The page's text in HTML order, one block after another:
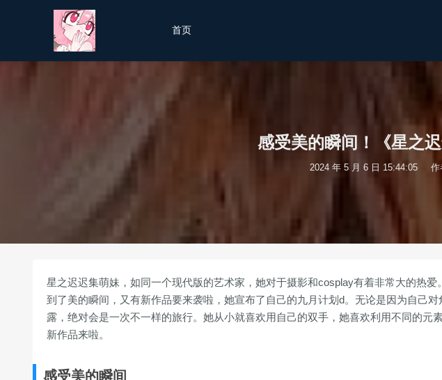
首页
感受美的瞬间！《星之
2024 年 5 月 6 日 15:44:05 作
星之迟迟集萌妹，如同一个现代版的艺术家，她对于摄影和cosplay有着非常大的热
到了美的瞬间，又有新作品要来袭啦，她宣布了自己的九月计划d。无论是因为自己
露，绝对会是一次不一样的旅行。她从小就喜欢用自己的双手，她喜欢利用不同的元
新作品来啦。
感受美的瞬间